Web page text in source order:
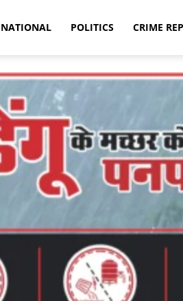
NATIONAL POLITICS CRIME